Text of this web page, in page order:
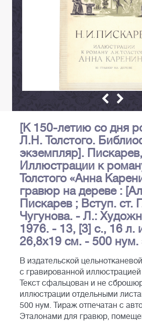
[К 150-летию со дня
Л.Н. Толстого.
экземпляр].
Иллюстрации к
Толстого «Анна
гравюр на дереве :
Пискарев ; Вступ. ст.
Чугунова. - Л.:
1976. - 13, [3] с., 16 л.
26,8х19 см. - 500 нум.
В издательской
с гравированной
Текст сфальцован и не
иллюстрации отдельными
500 нум. Тираж отпечатан с
Эталонами для гравюр,